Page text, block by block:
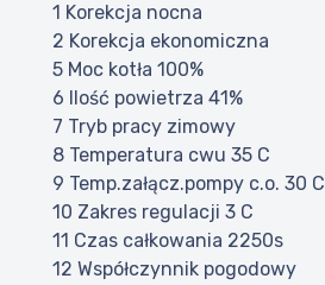
1 Korekcja nocna
2 Korekcja ekonomiczna
5 Moc kotła 100%
6 Ilość powietrza 41%
7 Tryb pracy zimowy
8 Temperatura cwu 35 C
9 Temp.załącz.pompy c.o. 30 C
10 Zakres regulacji 3 C
11 Czas całkowania 2250s
12 Współczynnik pogodowy